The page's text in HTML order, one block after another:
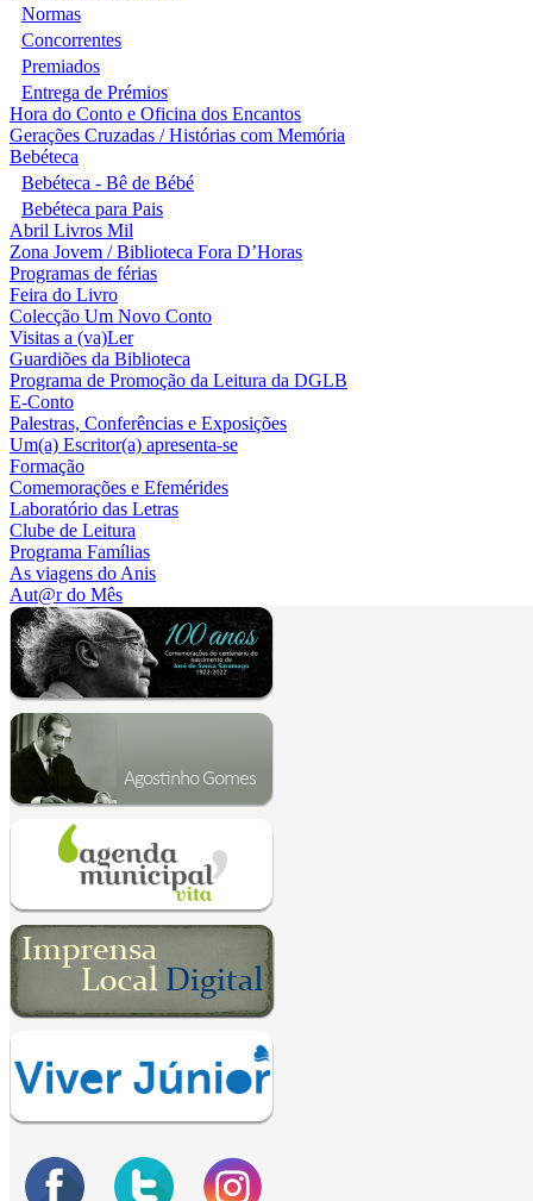
Normas
Concorrentes
Premiados
Entrega de Prémios
Hora do Conto e Oficina dos Encantos
Gerações Cruzadas / Histórias com Memória
Bebéteca
Bebéteca - Bê de Bébé
Bebéteca para Pais
Abril Livros Mil
Zona Jovem / Biblioteca Fora D’Horas
Programas de férias
Feira do Livro
Colecção Um Novo Conto
Visitas a (va)Ler
Guardiões da Biblioteca
Programa de Promoção da Leitura da DGLB
E-Conto
Palestras, Conferências e Exposições
Um(a) Escritor(a) apresenta-se
Formação
Comemorações e Efemérides
Laboratório das Letras
Clube de Leitura
Programa Famílias
As viagens do Anis
Aut@r do Mês